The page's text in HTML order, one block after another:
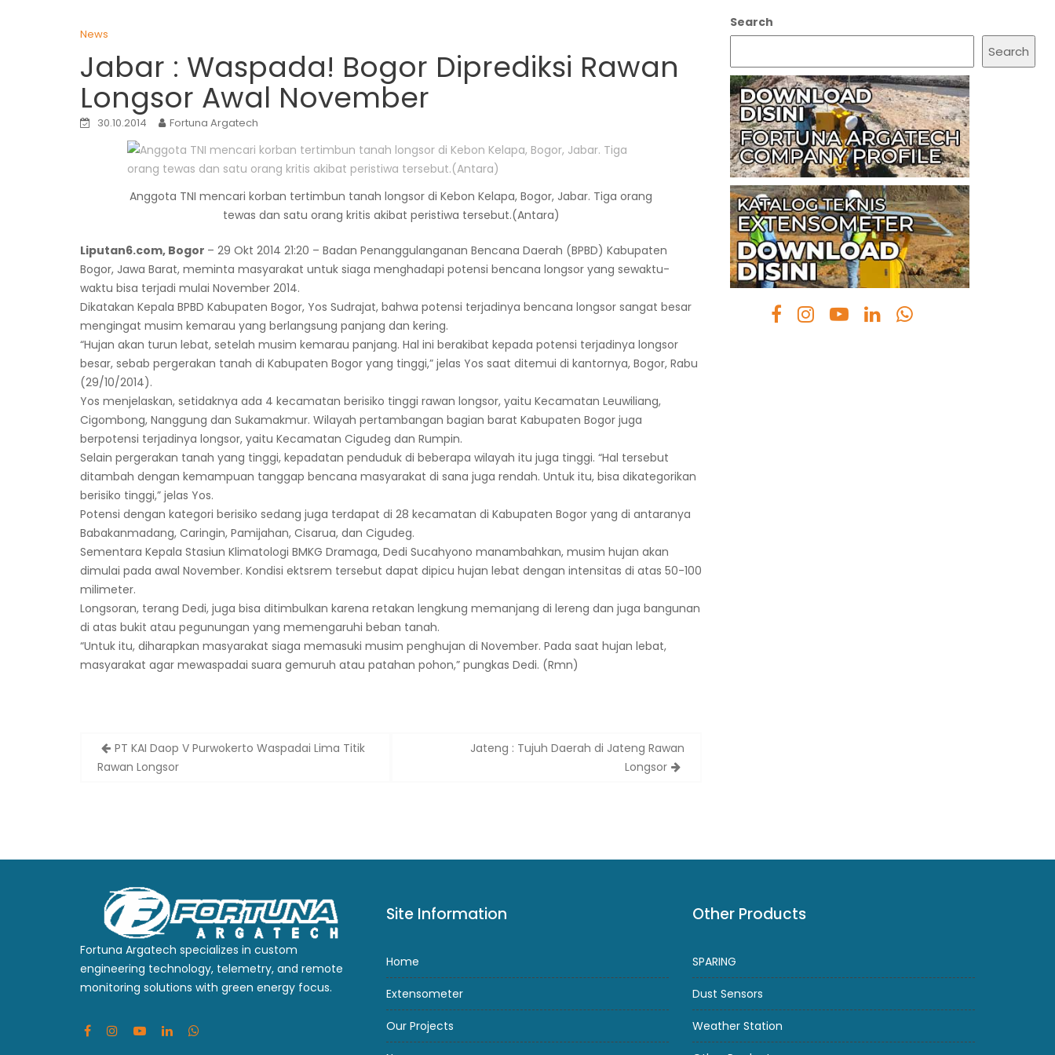
News
Jabar : Waspada! Bogor Diprediksi Rawan
Longsor Awal November
30.10.2014 Fortuna Argatech
Anggota TNI mencari korban tertimbun tanah longsor di Kebon Kelapa, Bogor, Jabar. Tiga orang
tewas dan satu orang kritis akibat peristiwa tersebut.(Antara)
Liputan6.com, Bogor – 29 Okt 2014 21:20 – Badan Penanggulanganan Bencana Daerah (BPBD) Kabupaten
Bogor, Jawa Barat, meminta masyarakat untuk siaga menghadapi potensi bencana longsor yang sewaktu-
waktu bisa terjadi mulai November 2014.
‎Dikatakan Kepala BPBD Kabupaten Bogor, Yos Sudrajat, bahwa potensi terjadinya bencana longsor sangat besar
mengingat musim kemarau yang berlangsung panjang dan kering.
“Hujan akan turun lebat, ‎setelah musim kemarau panjang. Hal ini berakibat kepada potensi terjadinya longsor
besar, sebab pergerakan tanah di Kabupaten Bogor yang tinggi,” jelas Yos saat ditemui di kantornya, Bogor, Rabu
(29/10/2014).
Yos menjelaskan, setidaknya ada 4 kecamatan berisiko tinggi rawan longsor, yaitu Kecamatan Leuwiliang,
Cigombong, Nanggung dan Sukamakmur. Wilayah pertambangan bagian barat Kabupaten Bogor juga
berpotensi terjadinya longsor, yaitu Kecamatan Cigudeg dan Rumpin.
Selain pergerakan tanah yang tinggi, kepadatan penduduk di beberapa wilayah itu juga tinggi. “Hal tersebut
ditambah dengan kemampuan tanggap bencana masyarakat di sana juga rendah. Untuk itu, bisa dikategorikan
berisiko tinggi,” jelas Yos.
Potensi dengan kategori berisiko sedang juga terdapat di 28 kecamatan di Kabupaten Bogor yang di antaranya
Babakanmadang, Caringin, Pamijahan, Cisarua, dan Cigudeg.
‎Sementara Kepala Stasiun Klimatologi BMKG Dramaga, Dedi Sucahyono manambahkan, musim hujan akan
dimulai pada awal November. Kondisi ektsrem tersebut dapat dipicu hujan lebat dengan intensitas di atas 50-100
milimeter.
Longsoran, terang Dedi, juga bisa ditimbulkan karena retakan lengkung memanjang di lereng dan juga bangunan
di atas bukit atau pegunungan yang memengaruhi beban tanah.
“Untuk itu, diharapkan masyarakat siaga memasuki musim penghujan di November. Pada saat hujan lebat,
masyarakat agar mewaspadai suara gemuruh atau patahan pohon,” pungkas Dedi. (Rmn)
Post
navigation
PT KAI Daop V Purwokerto Waspadai Lima Titik
Rawan Longsor
Jateng : Tujuh Daerah di Jateng Rawan
Longsor
Search
Search
Fortuna Argatech specializes in custom
engineering technology, telemetry, and remote
monitoring solutions with green energy focus.
Site Information
Home
Extensometer
Our Projects
Other Products
SPARING
Dust Sensors
Weather Station